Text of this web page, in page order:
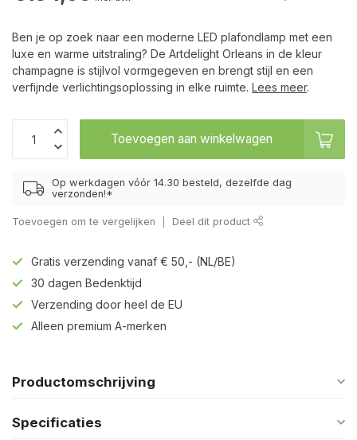
Ben je op zoek naar een moderne LED plafondlamp met een
luxe en warme uitstraling? De Artdelight Orleans in de kleur
champagne is stijlvol vormgegeven en brengt stijl en een
verfijnde verlichtingsoplossing in elke ruimte. Lees meer.
Toevoegen aan winkelwagen
Op werkdagen vóór 14.30 besteld, dezelfde dag
verzonden!*
Toevoegen om te vergelijken Deel dit product
Gratis verzending vanaf € 50,- (NL/BE)
30 dagen Bedenktijd
Verzending door heel de EU
Alleen premium A-merken
Productomschrijving
Specificaties